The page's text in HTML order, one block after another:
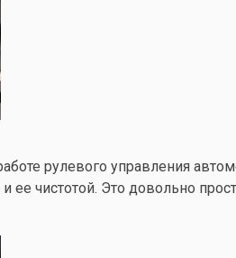
рулевого управления
чистотой. Это довольно